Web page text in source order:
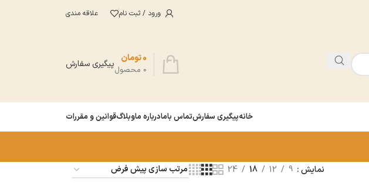
ورود / ثبت نام علاقه مندی
0 محصول
0تومان پیگیری سفارش
خانهپیگیری سفارشتماس بامادرباره ماوبلاگقوانین و مقررات
نمایش 9
12
18
24